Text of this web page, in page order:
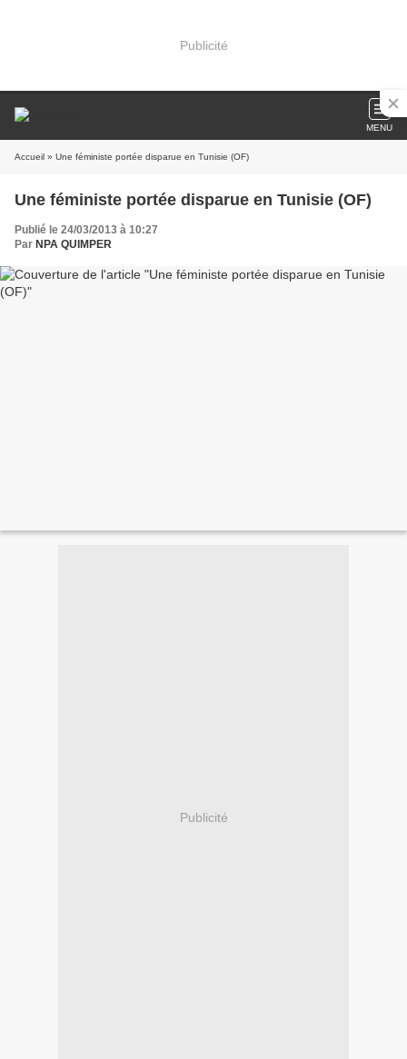
Publicité
MENU
Accueil » Une féministe portée disparue en Tunisie (OF)
Une féministe portée disparue en Tunisie (OF)
Publié le 24/03/2013 à 10:27
Par NPA QUIMPER
Publicité